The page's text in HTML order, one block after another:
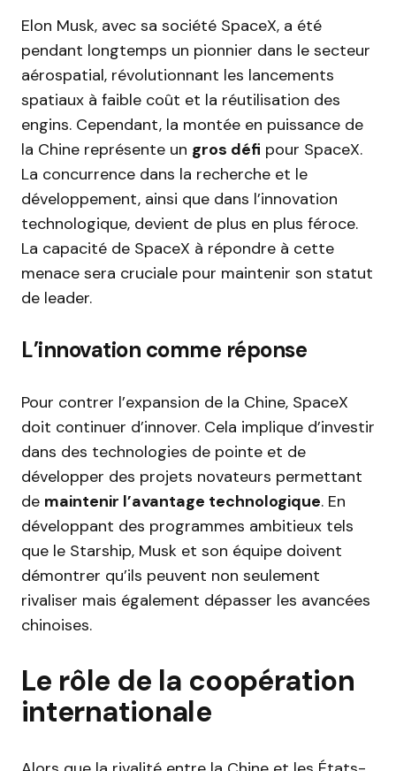
Elon Musk, avec sa société SpaceX, a été
pendant longtemps un pionnier dans le secteur
aérospatial, révolutionnant les lancements
spatiaux à faible coût et la réutilisation des
engins. Cependant, la montée en puissance de
la Chine représente un gros défi pour SpaceX.
La concurrence dans la recherche et le
développement, ainsi que dans l’innovation
technologique, devient de plus en plus féroce.
La capacité de SpaceX à répondre à cette
menace sera cruciale pour maintenir son statut
de leader.
L’innovation comme réponse
Pour contrer l’expansion de la Chine, SpaceX
doit continuer d’innover. Cela implique d’investir
dans des technologies de pointe et de
développer des projets novateurs permettant
de maintenir l’avantage technologique. En
développant des programmes ambitieux tels
que le Starship, Musk et son équipe doivent
démontrer qu’ils peuvent non seulement
rivaliser mais également dépasser les avancées
chinoises.
Le rôle de la coopération
internationale